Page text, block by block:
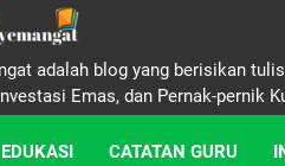
adalah blog yang berisikan
Emas, dan Pernak-pernik
EDUKASI CATATAN GURU